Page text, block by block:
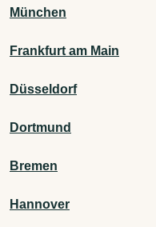
München
Frankfurt am Main
Düsseldorf
Dortmund
Bremen
Hannover